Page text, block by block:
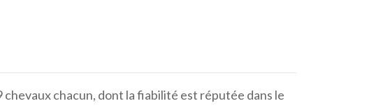
chacun, dont la fiabilité est réputée dans le